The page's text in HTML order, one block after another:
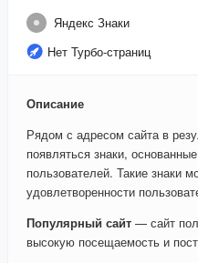
Яндекс Знаки
Нет Турбо-страниц
Описание
Рядом с адресом сайта в
появляться знаки,
пользователей. Такие знаки
удовлетворенности
Популярный сайт — сайт
высокую посещаемость и